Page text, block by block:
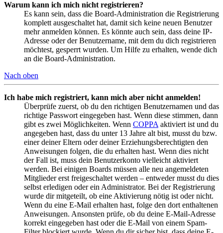
Warum kann ich mich nicht registrieren?
Es kann sein, dass die Board-Administration die Registrierung
komplett ausgeschaltet hat, damit sich keine neuen Benutzer
mehr anmelden können. Es könnte auch sein, dass deine IP-
Adresse oder der Benutzername, mit dem du dich registrieren
möchtest, gesperrt wurden. Um Hilfe zu erhalten, wende dich
an die Board-Administration.
Nach oben
Ich habe mich registriert, kann mich aber nicht anmelden!
Überprüfe zuerst, ob du den richtigen Benutzernamen und das
richtige Passwort eingegeben hast. Wenn diese stimmen, dann
gibt es zwei Möglichkeiten. Wenn COPPA aktiviert ist und du
angegeben hast, dass du unter 13 Jahre alt bist, musst du bzw.
einer deiner Eltern oder deiner Erziehungsberechtigten den
Anweisungen folgen, die du erhalten hast. Wenn dies nicht
der Fall ist, muss dein Benutzerkonto vielleicht aktiviert
werden. Bei einigen Boards müssen alle neu angemeldeten
Mitglieder erst freigeschaltet werden – entweder musst du dies
selbst erledigen oder ein Administrator. Bei der Registrierung
wurde dir mitgeteilt, ob eine Aktivierung nötig ist oder nicht.
Wenn du eine E-Mail erhalten hast, folge den dort enthaltenen
Anweisungen. Ansonsten prüfe, ob du deine E-Mail-Adresse
korrekt eingegeben hast oder die E-Mail von einem Spam-